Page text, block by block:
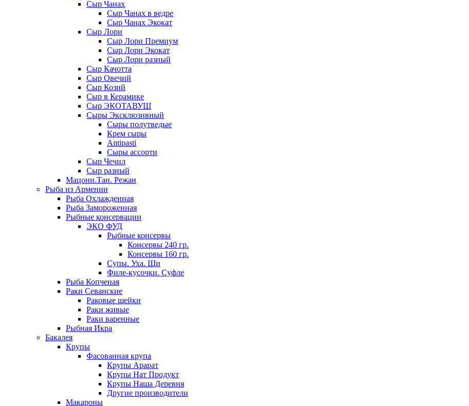
Сыр Чанах
Сыр Чанах в ведре
Сыр Чанах Экокат
Сыр Лори
Сыр Лори Премиум
Сыр Лори Экокат
Сыр Лори разный
Сыр Качотта
Сыр Овечий
Сыр Козий
Сыр в Керамике
Сыр ЭКОТАВУШ
Сыры Эксклюзивный
Сыры полутведые
Крем сыры
Antipasti
Сыры ассорти
Сыр Чечил
Сыр разный
Мацони.Тан. Режан
Рыба из Армении
Рыба Охлажденная
Рыба Замороженная
Рыбные консервации
ЭКО ФУД
Рыбные консервы
Консервы 240 гр.
Консервы 160 гр.
Супы. Уха. Щи
Филе-кусочки. Суфле
Рыба Копченая
Раки Севанские
Раковые шейки
Раки живые
Раки варенные
Рыбная Икра
Бакалея
Крупы
Фасованная крупа
Крупы Арарат
Крупы Нат Продукт
Крупы Наша Деревня
Другие производители
Макароны